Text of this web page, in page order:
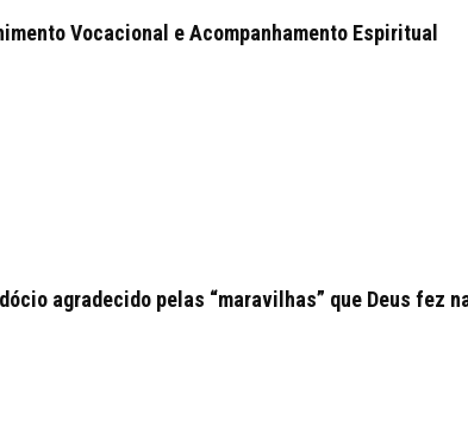
Vocacional e Acompanhamento Espiritual
agradecido pelas “maravilhas” que Deus fez